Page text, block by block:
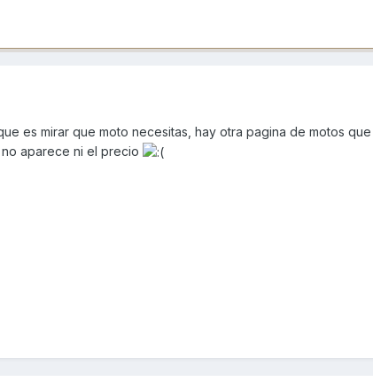
es mirar que moto necesitas, hay otra pagina de motos
aparece ni el precio